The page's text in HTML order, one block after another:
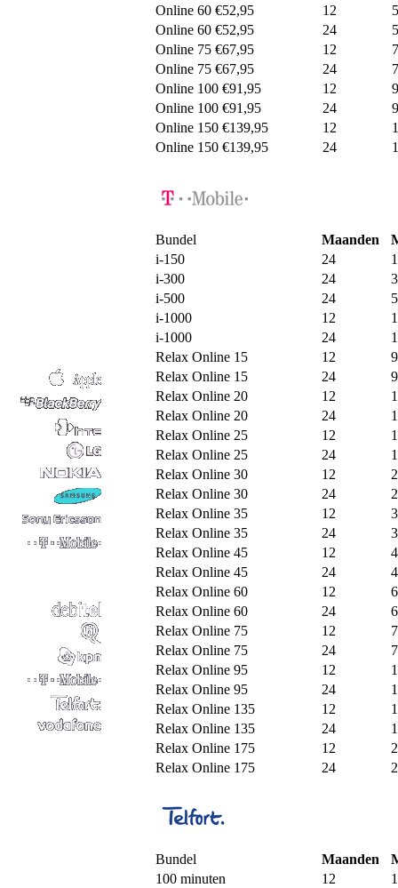
Online 60 €52,95
12
Online 60 €52,95
24
Online 75 €67,95
12
Online 75 €67,95
24
Online 100 €91,95
12
Online 100 €91,95
24
Online 150 €139,95
12
Online 150 €139,95
24
Bundel Maanden
i-150
24
i-300
24
i-500
24
i-1000
12
i-1000
24
Relax Online 15
12
Relax Online 15
24
Relax Online 20
12
Relax Online 20
24
Relax Online 25
12
Relax Online 25
24
Relax Online 30
12
Relax Online 30
24
Relax Online 35
12
Relax Online 35
24
Relax Online 45
12
Relax Online 45
24
Relax Online 60
12
Relax Online 60
24
Relax Online 75
12
Relax Online 75
24
Relax Online 95
12
Relax Online 95
24
Relax Online 135
12
Relax Online 135
24
Relax Online 175
12
Relax Online 175
24
Bundel Maanden
100 minuten
12